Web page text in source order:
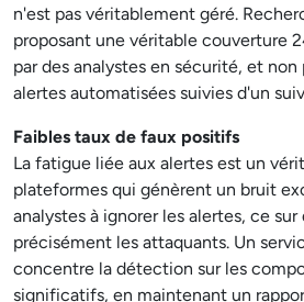
n'est pas véritablement géré.
proposant une véritable couverture
par des analystes en sécurité, et
alertes automatisées suivies d'un
Faibles taux de faux positifs
La fatigue liée aux alertes est un
plateformes qui génèrent un bruit
analystes à ignorer les alertes, ce
précisément les attaquants. Un
concentre la détection sur les
significatifs, en maintenant un